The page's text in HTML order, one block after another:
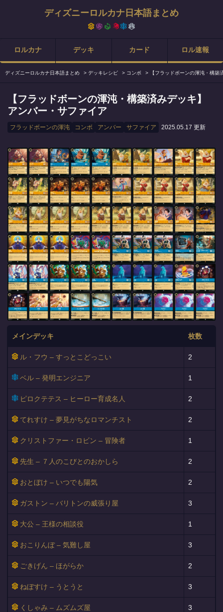
ディズニーロルカナ日本語まとめ
ロルカナ デッキ カード ロル速報
ディズニーロルカナ日本語まとめ > デッキレシピ > コンボ > 【フラッドボーンの渾沌・構
【フラッドボーンの渾沌・構築済みデッキ】
アンバー・サファイア
フラッドボーンの渾沌 コンボ アンバー サファイア 2025.05.17 更新
メインデッキ 枚数
ル・フウ – すっとこどっこい 2
ベル – 発明エンジニア 1
ピロクテテス – ヒーロー育成名人 2
てれすけ – 夢見がちなロマンチスト 2
クリストファー・ロビン – 冒険者 1
先生 – ７人のこびとのおかしら 2
おとぼけ – いつでも陽気 2
ガストン – バリトンの威張り屋 3
大公 – 王様の相談役 1
おこりんぼ – 気難し屋 3
ごきげん – ほがらか 2
ねぼすけ – うとうと 3
くしゃみ – ムズムズ屋 3